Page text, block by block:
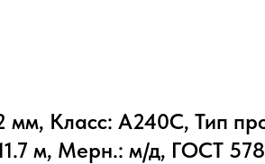
мм, Класс: А240С, Тип
м, Мерн.: м/д, ГОСТ